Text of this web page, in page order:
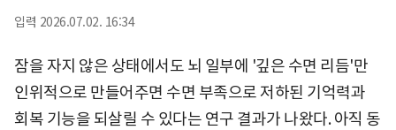
입력 2026.07.02. 16:34
잠을 자지 않은 상태에서도 뇌 일부에 '깊은 수면 리듬'만
인위적으로 만들어주면 수면 부족으로 저하된 기억력과
회복 기능을 되살릴 수 있다는 연구 결과가 나왔다. 아직 동